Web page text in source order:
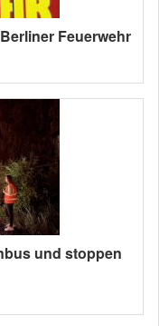
Feuerwehr
und stoppen